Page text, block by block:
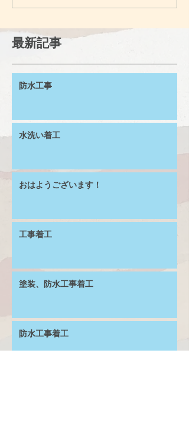
最新記事
防水工事
水洗い着工
おはようございます！
工事着工
塗装、防水工事着工
防水工事着工